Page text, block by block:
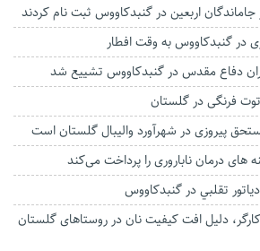
در گنبدکاووس به وقت افطار
پیروزی در شهرآورد والیبال گلستان است
های درمان ناباروری را پرداخت می‌کند
تقلبي در گنبدکاووس
دلیل افت کیفیت نان در روستاهای گلستان